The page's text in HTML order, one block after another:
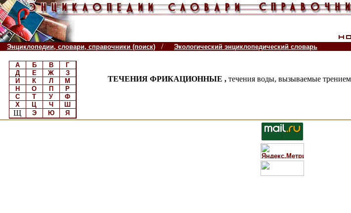
Энциклопедии, словари, справочники (поиск) / Экологический энциклопедический словарь
А Б В
Г
Д
Е Ж
З
И
К Л
М
Н
О П
Р
С
Т У
Ф
Х
Ц Ч Ш
Щ Э Ю Я
ТЕЧЕНИЯ ФРИКАЦИОННЫЕ ,течения воды, вызываемые